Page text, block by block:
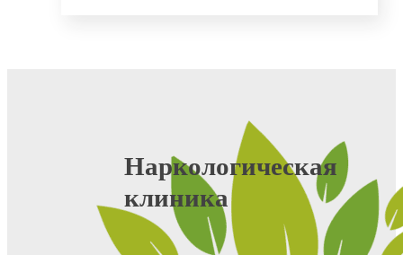
Наркологическая
клиника